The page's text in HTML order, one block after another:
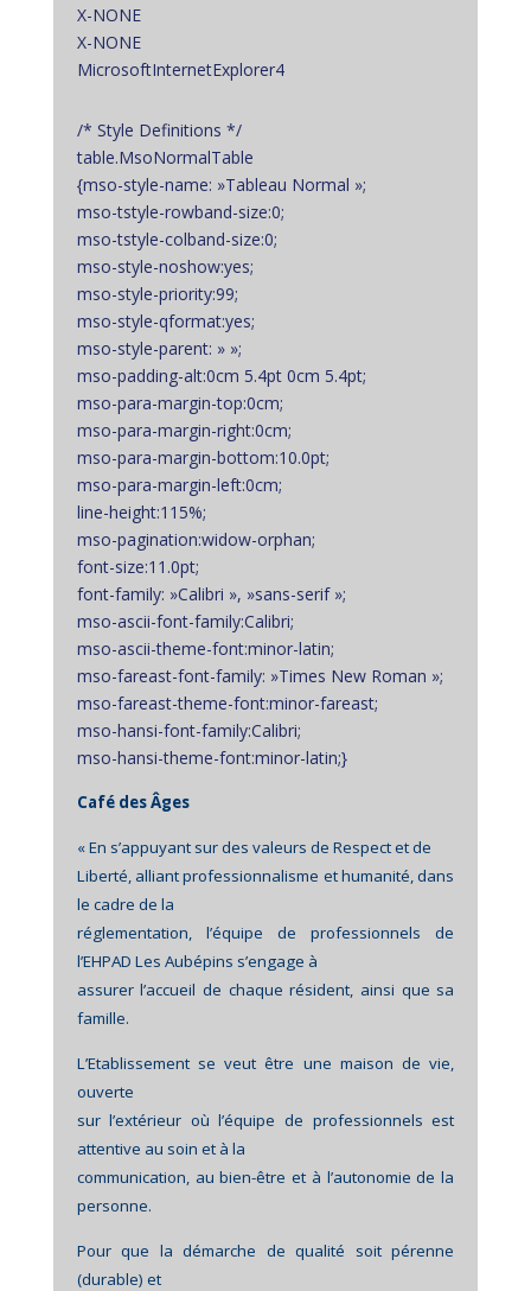
X-NONE
X-NONE
MicrosoftInternetExplorer4
/* Style Definitions */
table.MsoNormalTable
{mso-style-name: »Tableau Normal »;
mso-tstyle-rowband-size:0;
mso-tstyle-colband-size:0;
mso-style-noshow:yes;
mso-style-priority:99;
mso-style-qformat:yes;
mso-style-parent: » »;
mso-padding-alt:0cm 5.4pt 0cm 5.4pt;
mso-para-margin-top:0cm;
mso-para-margin-right:0cm;
mso-para-margin-bottom:10.0pt;
mso-para-margin-left:0cm;
line-height:115%;
mso-pagination:widow-orphan;
font-size:11.0pt;
font-family: »Calibri », »sans-serif »;
mso-ascii-font-family:Calibri;
mso-ascii-theme-font:minor-latin;
mso-fareast-font-family: »Times New Roman »;
mso-fareast-theme-font:minor-fareast;
mso-hansi-font-family:Calibri;
mso-hansi-theme-font:minor-latin;}
Café des Âges
« En s’appuyant sur des valeurs de Respect et de
Liberté, alliant professionnalisme et humanité, dans
le cadre de la
réglementation, l’équipe de professionnels de
l’EHPAD Les Aubépins s’engage à
assurer l’accueil de chaque résident, ainsi que sa
famille.
L’Etablissement se veut être une maison de vie,
ouverte
sur l’extérieur où l’équipe de professionnels est
attentive au soin et à la
communication, au bien-être et à l’autonomie de la
personne.
Pour que la démarche de qualité soit pérenne
(durable) et